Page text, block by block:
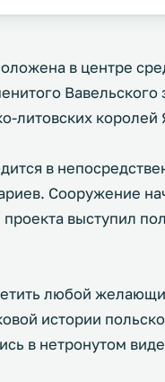
в центре
Вавельского
литовских королей
в
Сооружение
выступил
любой
истории
в нетронутом